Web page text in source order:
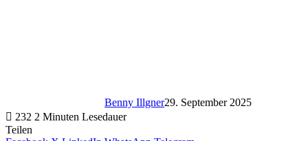
Benny Illgner29. September 2025
232 2 Minuten Lesedauer
Teilen